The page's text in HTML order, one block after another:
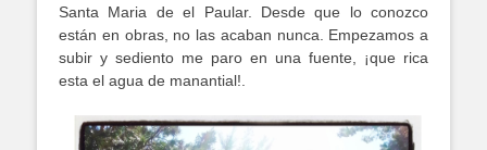
Santa Maria de el Paular. Desde que lo conozco
están en obras, no las acaban nunca. Empezamos a
subir y sediento me paro en una fuente, ¡que rica
esta el agua de manantial!.